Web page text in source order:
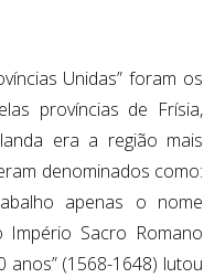
Unidas” foram os
províncias de Frísia,
era a região mais
denominados como:
apenas o nome
Império Sacro Romano
anos” (1568-1648) lutou